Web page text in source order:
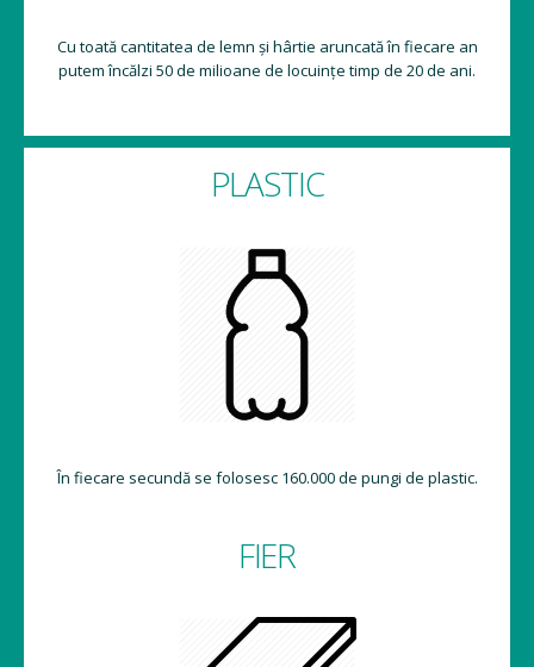
Cu toată cantitatea de lemn și hârtie aruncată în fiecare an
putem încălzi 50 de milioane de locuințe timp de 20 de ani.
PLASTIC
În fiecare secundă se folosesc 160.000 de pungi de plastic.
FIER